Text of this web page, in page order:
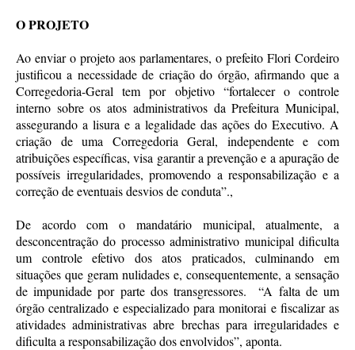
O PROJETO
Ao enviar o projeto aos parlamentares, o prefeito Flori Cordeiro
justificou a necessidade de criação do órgão, afirmando que a
Corregedoria-Geral tem por objetivo “fortalecer o controle
interno sobre os atos administrativos da Prefeitura Municipal,
assegurando a lisura e a legalidade das ações do Executivo. A
criação de uma Corregedoria Geral, independente e com
atribuições específicas, visa garantir a prevenção e a apuração de
possíveis irregularidades, promovendo a responsabilização e a
correção de eventuais desvios de conduta”.,
De acordo com o mandatário municipal, atualmente, a
desconcentração do processo administrativo municipal dificulta
um controle efetivo dos atos praticados, culminando em
situações que geram nulidades e, consequentemente, a sensação
de impunidade por parte dos transgressores. “A falta de um
órgão centralizado e especializado para monitorai e fiscalizar as
atividades administrativas abre brechas para irregularidades e
dificulta a responsabilização dos envolvidos”, aponta.